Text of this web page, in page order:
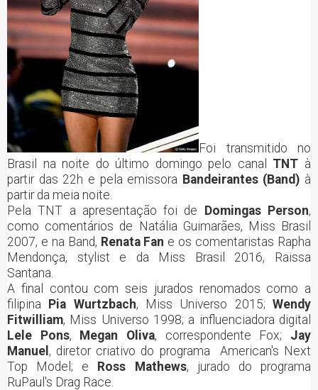
Foi transmitido no
Brasil na noite do último domingo pelo canal TNT à
partir das 22h e pela emissora Bandeirantes (Band) à
partir da meia noite.
Pela TNT a apresentação foi de Domingas Person,
como comentários de Natália Guimarães, Miss Brasil
2007, e na Band, Renata Fan e os comentaristas Rapha
Mendonça, stylist e da Miss Brasil 2016, Raissa
Santana.
A final contou com seis jurados renomados como a
filipina Pia Wurtzbach, Miss Universo 2015;Wendy
Fitwilliam, Miss Universo 1998; a influenciadora digital
Lele Pons, Megan Oliva, correspondente Fox; Jay
Manuel , diretor criativo do programa American's Next
Top Model; e Ross Mathews, jurado do programa
RuPaul's Drag Race.